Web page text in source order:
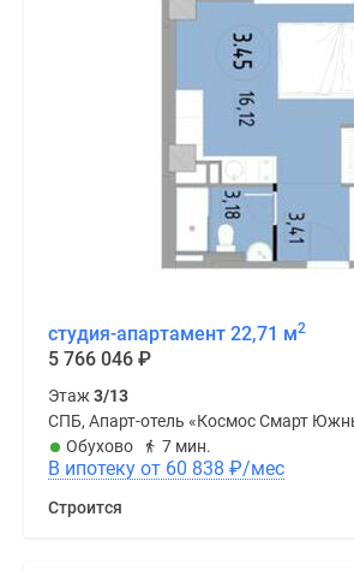
студия-апартамент 22,71 м2
5 766 046 ₽
Этаж3/13
СПБ, Апарт-отель «Космос Смарт
Обухово
7 мин.
В ипотеку от 60 838 ₽/мес
Строится